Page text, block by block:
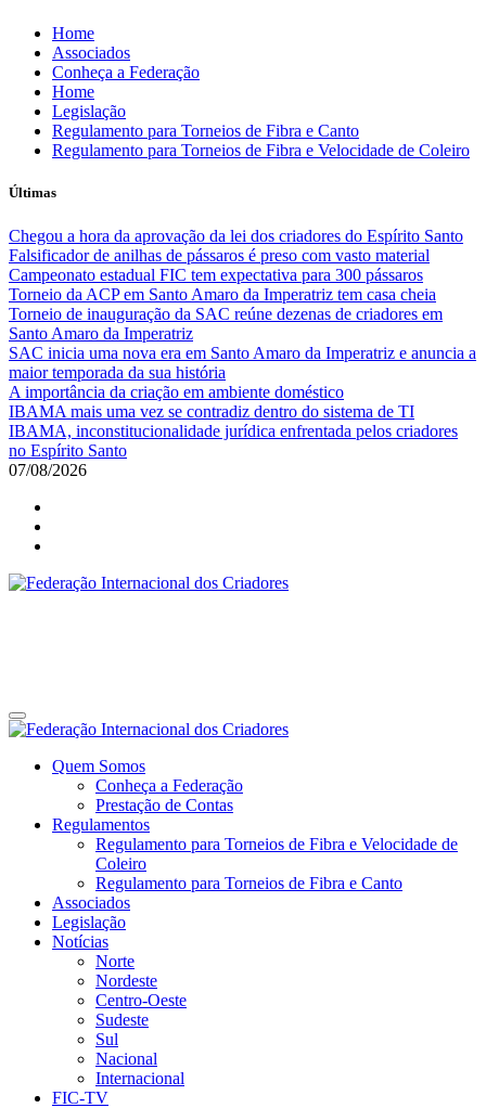
Skip
content
Home
Associados
Conheça a Federação
Home
Legislação
Regulamento para Torneios de Fibra e Canto
Regulamento para Torneios de Fibra e Velocidade de Coleiro
Últimas
Chegou a hora da aprovação da lei dos criadores do Espírito Santo
Falsificador de anilhas de pássaros é preso com vasto material
Campeonato estadual FIC tem expectativa para 300 pássaros
Torneio da ACP em Santo Amaro da Imperatriz tem casa cheia
Torneio de inauguração da SAC reúne dezenas de criadores em
Santo Amaro da Imperatriz
SAC inicia uma nova era em Santo Amaro da Imperatriz e anuncia a
maior temporada da sua história
A importância da criação em ambiente doméstico
IBAMA mais uma vez se contradiz dentro do sistema de TI
IBAMA, inconstitucionalidade jurídica enfrentada pelos criadores
no Espírito Santo
07/08/2026
Site da Federação Internacional dos Criadores de Pássaros
Quem Somos
Conheça a Federação
Prestação de Contas
Regulamentos
Regulamento para Torneios de Fibra e Velocidade de
Coleiro
Regulamento para Torneios de Fibra e Canto
Associados
Legislação
Notícias
Norte
Nordeste
Centro-Oeste
Sudeste
Sul
Nacional
Internacional
FIC-TV